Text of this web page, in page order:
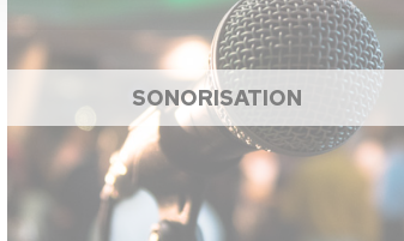
SONORISATION